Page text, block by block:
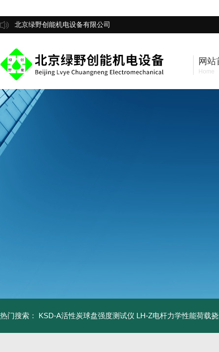
北京绿野创能机电设备有限公司
网站
Home
热门搜索： KSD-A活性炭球盘强度测试仪 LH-Z电杆力学性能荷载